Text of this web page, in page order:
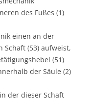
des Fußes (1)
einen an der
Schaft (53) aufweist,
(51)
der Säule (2)
der dieser Schaft